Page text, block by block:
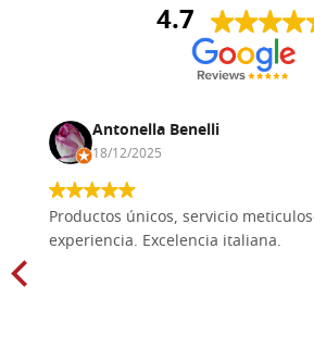
4.7
Antonella Benelli
18/12/2025
Productos únicos, servicio
experiencia. Excelencia italiana.